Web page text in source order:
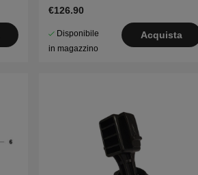
€126.90
Disponibile
in magazzino
Acquista